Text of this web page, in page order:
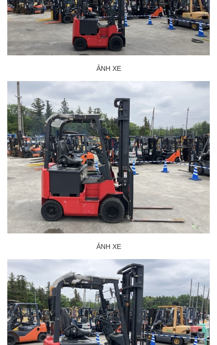
ẢNH XE
ẢNH XE